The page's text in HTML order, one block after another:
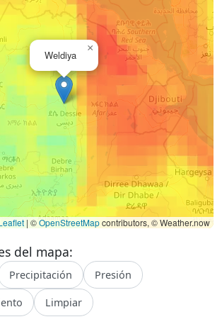
Weldiya
×
| ©OpenStreetMapcontributors, © Weather.now
del mapa:
Precipitación Presión
Limpiar